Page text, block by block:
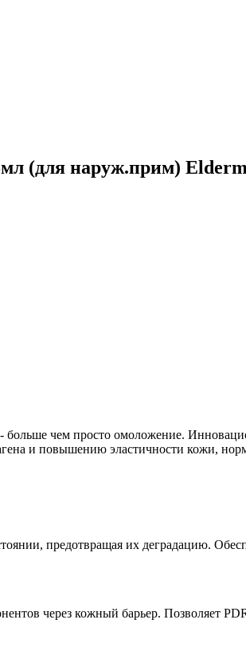
(для наруж.прим)
чем просто омоложение.
и повышению эластичности кожи,
предотвращая их деградацию.
через кожный барьер. Позволяет